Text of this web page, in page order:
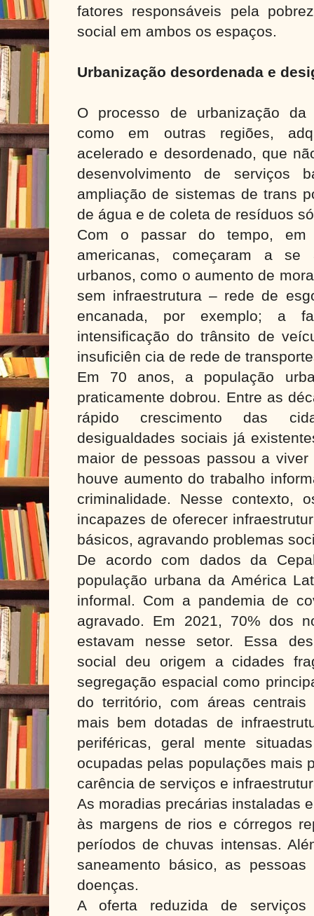
fatores responsáveis pela
social em ambos os espaços.
Urbanização desordenada e
O processo de urbanização da
como em outras regiões,
acelerado e desordenado, que
desenvolvimento de serviços
ampliação de sistemas de trans
de água e de coleta de resíduos
Com o passar do tempo, em
americanas, começaram a se
urbanos, como o aumento de
sem infraestrutura – rede de
encanada, por exemplo; a
intensificação do trânsito de
insuficiên cia de rede de
Em 70 anos, a população
praticamente dobrou. Entre as
rápido crescimento das
desigualdades sociais já
maior de pessoas passou a
houve aumento do trabalho
criminalidade. Nesse contexto,
incapazes de oferecer
básicos, agravando problemas
De acordo com dados da
população urbana da América
informal. Com a pandemia de
agravado. Em 2021, 70% dos
estavam nesse setor. Essa
social deu origem a cidades
segregação espacial como
do território, com áreas centrais
mais bem dotadas de
periféricas, geral mente
ocupadas pelas populações mais
carência de serviços e
As moradias precárias instaladas
às margens de rios e córregos
períodos de chuvas intensas.
saneamento básico, as
doenças.
A oferta reduzida de serviços